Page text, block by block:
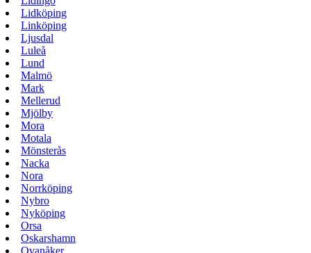
Lidköping
Linköping
Ljusdal
Luleå
Lund
Malmö
Mark
Mellerud
Mjölby
Mora
Motala
Mönsterås
Nacka
Nora
Norrköping
Nybro
Nyköping
Orsa
Oskarshamn
Ovanåker